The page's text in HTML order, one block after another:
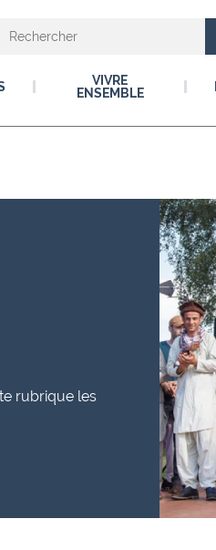
VIVRE
ENSEMBLE
rubrique les